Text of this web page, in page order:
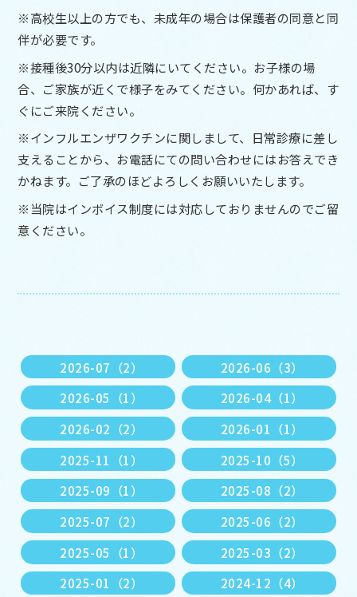
※高校生以上の方でも、未成年の場合は保護者の同意と同
伴が必要です。
※接種後30分以内は近隣にいてください。お子様の場
合、ご家族が近くで様子をみてください。何かあれば、す
ぐにご来院ください。
※インフルエンザワクチンに関しまして、日常診療に差し
支えることから、お電話にての問い合わせにはお答えでき
かねます。ご了承のほどよろしくお願いいたします。
※当院はインボイス制度には対応しておりませんのでご留
意ください。
2026-07（2）
2026-06（3）
2026-05（1）
2026-04（1）
2026-02（2）
2026-01（1）
2025-11（1）
2025-10（5）
2025-09（1）
2025-08（2）
2025-07（2）
2025-06（2）
2025-05（1）
2025-03（2）
2025-01（2）
2024-12（4）